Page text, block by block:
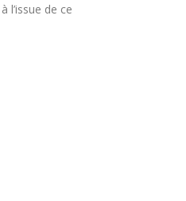
l’issue de ce